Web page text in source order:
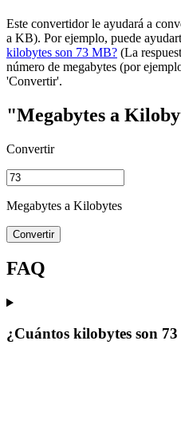
Este convertidor le ayudará a
a KB). Por ejemplo, puede
kilobytes son 73 MB? (La
número de megabytes (por
'Convertir'.
"Megabytes a
Convertir
Megabytes a Kilobytes
Convertir
FAQ
¿Cuántos kilobytes son